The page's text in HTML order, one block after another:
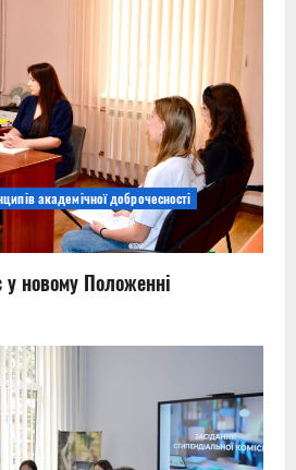
академічної доброчесності
у новому Положенні